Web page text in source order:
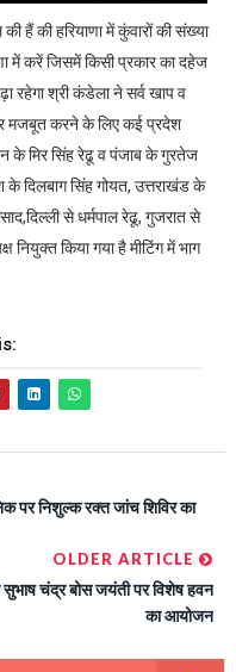
हैं की हरियाणा में कुंवारों की संख्या
में करें जिसमें किसी प्रकार का दहेज
रहेगा श्री कंडेला ने सर्व खाप व
मजबूत करने के लिए कई प्रदेश
के मिर सिंह रेढू व पंजाब के गुरतेज
दिलबाग सिंह गोयत, उत्तराखंड के
से धर्मपाल रेढू, गुजरात से
नियुक्त किया गया है मीटिंग में भाग
पर निशुल्क रक्त जांच शिविर का
OLDER ARTICLE
चंद्र बोस जयंती पर विशेष हवन
का आयोजन